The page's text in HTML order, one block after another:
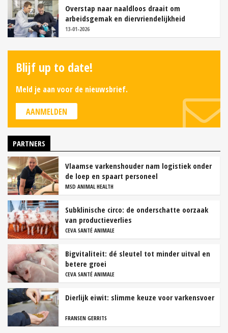
Overstap naar naaldloos draait om
arbeidsgemak en diervriendelijkheid
13-01-2026
Blijf up to date!
Meld je aan voor de nieuwsbrief.
AANMELDEN
PARTNERS
Vlaamse varkenshouder nam logistiek onder
de loep en spaart personeel
MSD ANIMAL HEALTH
Subklinische circo: de onderschatte oorzaak
van productieverlies
CEVA SANTÉ ANIMALE
Bigvitaliteit: dé sleutel tot minder uitval en
betere groei
CEVA SANTÉ ANIMALE
Dierlijk eiwit: slimme keuze voor varkensvoer
FRANSEN GERRITS